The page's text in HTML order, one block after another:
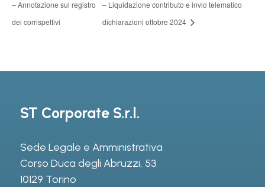
– Annotazione sul registro
dei corrispettivi
– Liquidazione contributo e invio telematico
dichiarazioni ottobre 2024
ST Corporate S.r.l.
Sede Legale e Amministrativa
Corso Duca degli Abruzzi, 53
10129 Torino